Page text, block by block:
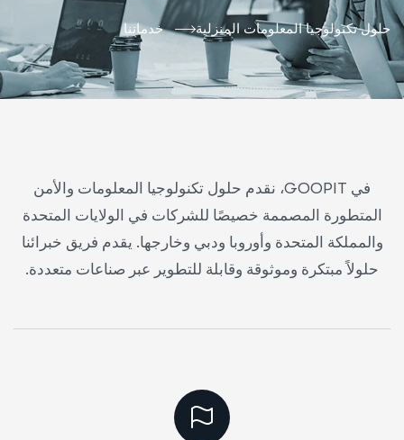
حلول تكنولوجيا المعلومات المنزلية خدماتنا
في GOOPIT، نقدم حلول تكنولوجيا المعلومات والأمن
المتطورة المصممة خصيصًا للشركات في الولايات المتحدة
والمملكة المتحدة وأوروبا ودبي وخارجها. يقدم فريق خبرائنا
حلولاً مبتكرة وموثوقة وقابلة للتطوير عبر صناعات متعددة.